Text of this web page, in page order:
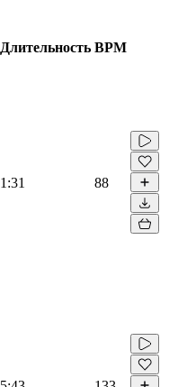
Длительность BPM
1:31 88